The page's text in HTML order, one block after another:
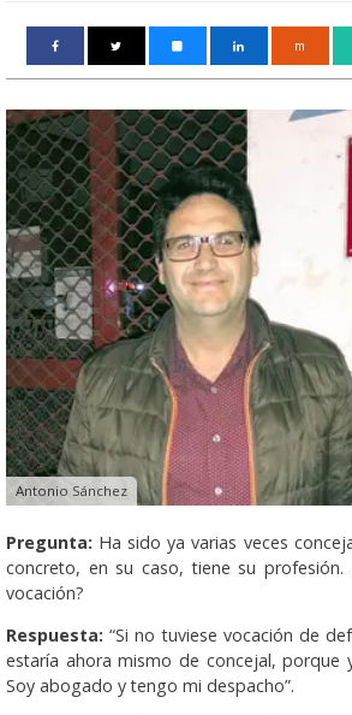
m
Antonio Sánchez
Pregunta: Ha sido ya varias veces
concreto, en su caso, tiene su
vocación?
Respuesta:“Si no tuviese vocación de
estaría ahora mismo de concejal, porque
Soy abogado y tengo mi despacho”.